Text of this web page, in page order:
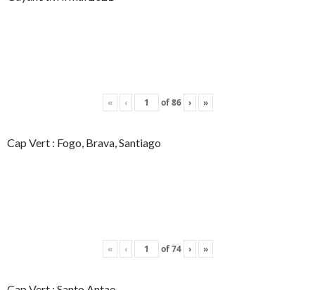
« ‹ of86 › »
Cap Vert : Fogo, Brava, Santiago
« ‹ of74 › »